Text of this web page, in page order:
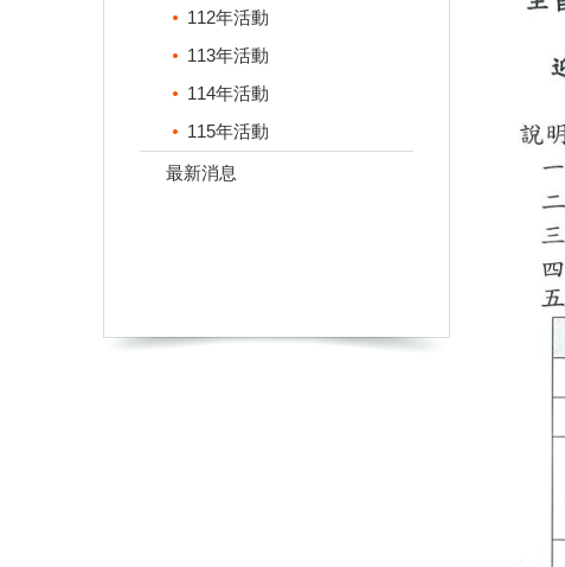
112年活動
113年活動
114年活動
115年活動
最新消息